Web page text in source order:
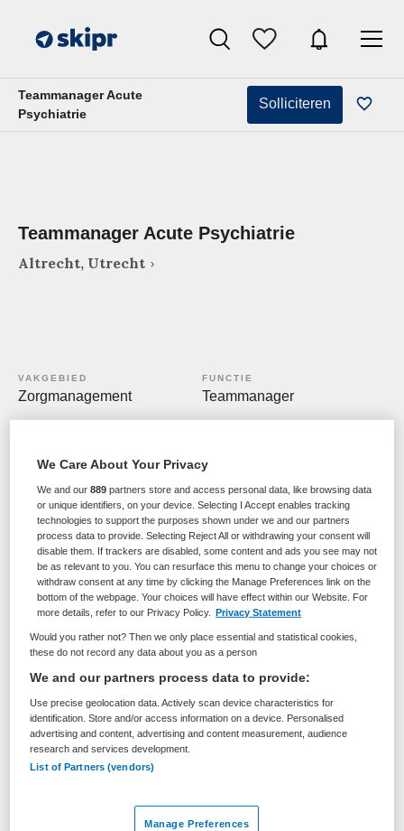
Teammanager Acute
Psychiatrie
Solliciteren
Teammanager Acute Psychiatrie
Altrecht, Utrecht
VAKGEBIED
Zorgmanagement
FUNCTIE
Teammanager
PLAATSINGSDATUM
20 maart 2026
NIVEAU
HBO
ERVARING
Ervaren
DIENSTVERBAND
Fulltime
Vacature niet beschikbaar
Deze vacature Teammanager Acute Psychiatrie bij
Altrecht is niet meer actueel. Hieronder staan enkele
vergelijkbare vacatures die voor u wellicht interessant
zijn.
We Care About Your Privacy
We and our889 partners store and access personal data, like browsing data
or unique identifiers, on your device. Selecting I Accept enables tracking
technologies to support the purposes shown under we and our partners
process data to provide. Selecting Reject All or withdrawing your consent will
disable them. If trackers are disabled, some content and ads you see may not
be as relevant to you. You can resurface this menu to change your choices or
withdraw consent at any time by clicking the Manage Preferences link on the
bottom of the webpage. Your choices will have effect within our Website. For
more details, refer to our Privacy Policy.
Privacy Statement
Would you rather not? Then we only place essential and statistical cookies,
these do not record any data about you as a person
We and our partners process data to provide:
Use precise geolocation data. Actively scan device characteristics for
identification. Store and/or access information on a device. Personalised
advertising and content, advertising and content measurement, audience
research and services development.
List of Partners (vendors)
Manage Preferences